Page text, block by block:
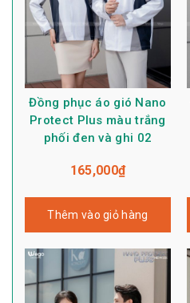
Đồng phục áo gió Nano
Protect Plus màu trắng
phối đen và ghi 02
165,000₫
Thêm vào giỏ hàng